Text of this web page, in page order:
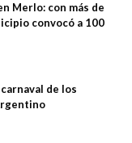
Merlo: con más de
convocó a 100
de los